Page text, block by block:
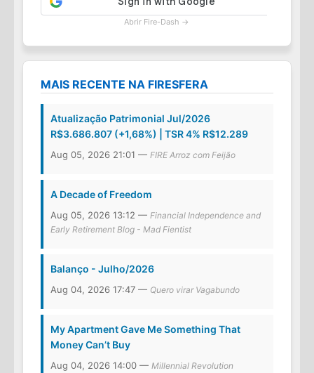
Abrir Fire-Dash →
MAIS RECENTE NA FIRESFERA
Atualização Patrimonial Jul/2026
R$3.686.807 (+1,68%) | TSR 4% R$12.289
Aug 05, 2026 21:01 — FIRE Arroz com Feijão
A Decade of Freedom
Aug 05, 2026 13:12 — Financial Independence and
Early Retirement Blog - Mad Fientist
Balanço - Julho/2026
Aug 04, 2026 17:47 — Quero virar Vagabundo
My Apartment Gave Me Something That
Money Can’t Buy
Aug 04, 2026 14:00 — Millennial Revolution